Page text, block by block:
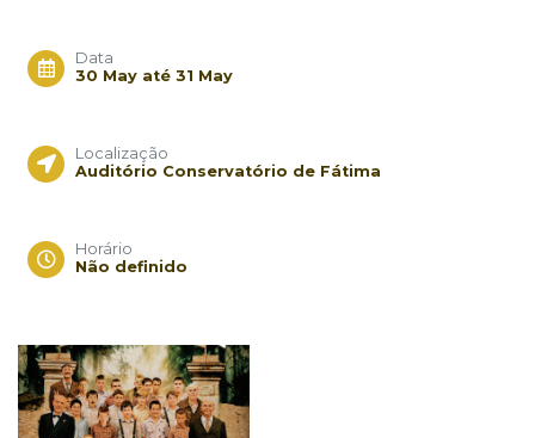
Data
30 May até 31 May
Localização
Auditório Conservatório de Fátima
Horário
Não definido